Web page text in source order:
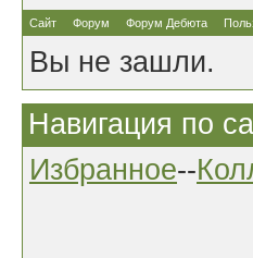
Сайт Форум Форум Дебюта
Вы не зашли.
Навигация по
Избранное--